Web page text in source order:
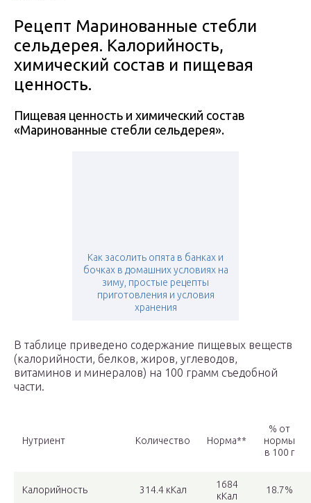
Рецепт Маринованные стебли
сельдерея. Калорийность,
химический состав и пищевая
ценность.
Пищевая ценность и химический состав
«Маринованные стебли сельдерея».
Как засолить опята в банках и
бочках в домашних условиях на
зиму, простые рецепты
приготовления и условия
хранения
В таблице приведено содержание пищевых веществ
(калорийности, белков, жиров, углеводов,
витаминов и минералов) на 100 грамм съедобной
части.
Нутриент Количество Норма**
% от
нормы
в 100 г
Калорийность 314.4 кКал
1684
кКал
18.7%